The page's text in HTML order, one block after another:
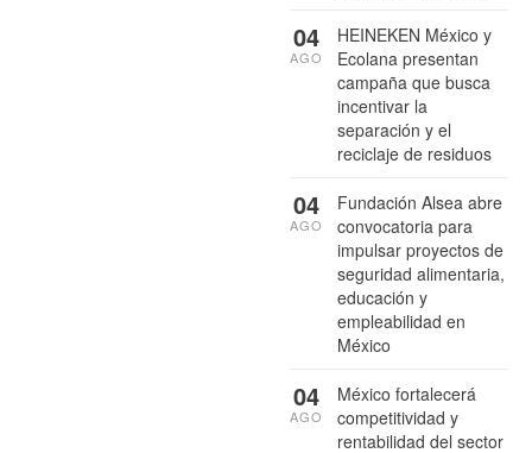
HEINEKEN México y
Ecolana presentan
campaña que busca
incentivar la
separación y el
reciclaje de residuos
04
AGO
Fundación Alsea abre
convocatoria para
impulsar proyectos de
seguridad alimentaria,
educación y
empleabilidad en
México
04
AGO
México fortalecerá
competitividad y
rentabilidad del sector
04
AGO